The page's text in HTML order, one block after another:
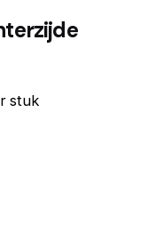
stuk